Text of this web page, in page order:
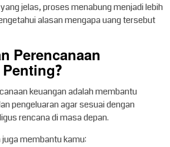
jelas, proses menabung menjadi lebih
alasan mengapa uang tersebut
Perencanaan
keuangan adalah membantu
pengeluaran agar sesuai dengan
rencana di masa depan.
membantu kamu: